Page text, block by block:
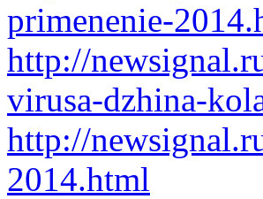
primenenie-
http://
virusa-dzhina-
http://
2014.html